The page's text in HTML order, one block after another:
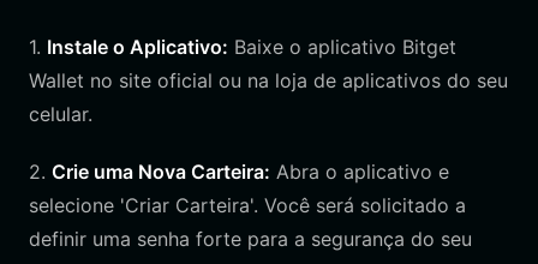
1. Instale o Aplicativo: Baixe o aplicativo Bitget
Wallet no site oficial ou na loja de aplicativos do seu
celular.
2. Crie uma Nova Carteira: Abra o aplicativo e
selecione 'Criar Carteira'. Você será solicitado a
definir uma senha forte para a segurança do seu